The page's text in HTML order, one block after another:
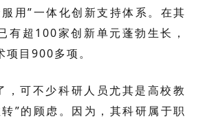
用”一体化创新支持体系。在其
有超100家创新单元蓬勃生长，
目900多项。
，可不少科研人员尤其是高校教
”的顾虑。因为，其科研属于职